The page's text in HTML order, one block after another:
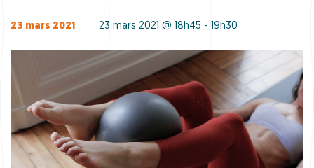
23 mars 2021 23 mars 2021 @ 18h45 - 19h30